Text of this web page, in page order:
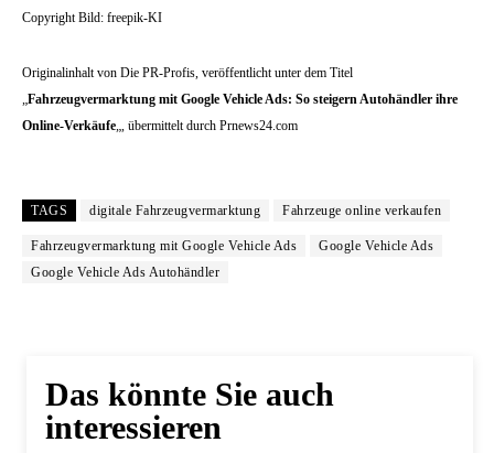
Copyright Bild: freepik-KI
Originalinhalt von Die PR-Profis, veröffentlicht unter dem Titel
„Fahrzeugvermarktung mit Google Vehicle Ads: So steigern Autohändler ihre
Online-Verkäufe„, übermittelt durch Prnews24.com
TAGS digitale Fahrzeugvermarktung Fahrzeuge online verkaufen
Fahrzeugvermarktung mit Google Vehicle Ads
Google Vehicle Ads
Google Vehicle Ads Autohändler
Das könnte Sie auch
interessieren